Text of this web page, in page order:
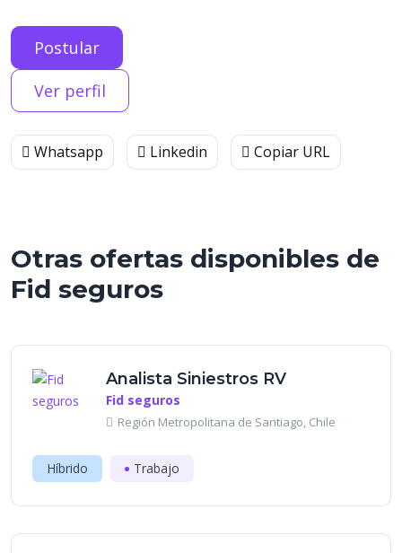
Postular
Ver perfil
Whatsapp Linkedin Copiar URL
Otras ofertas disponibles de
Fid seguros
Analista Siniestros RV
Fid seguros
Región Metropolitana de Santiago, Chile
Híbrido Trabajo